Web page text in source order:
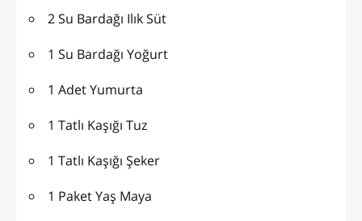
2 Su Bardağı Ilık Süt
1 Su Bardağı Yoğurt
1 Adet Yumurta
1 Tatlı Kaşığı Tuz
1 Tatlı Kaşığı Şeker
1 Paket Yaş Maya